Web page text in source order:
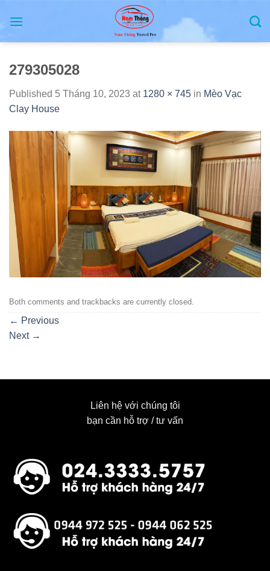
279305028
Published 5 Tháng 10, 2023 at 1280 × 745 in Mèo Vạc
Clay House
Both comments and trackbacks are currently closed.
← Previous
Next →
Liên hệ với chúng tôi
bạn cần hỗ trợ / tư vấn